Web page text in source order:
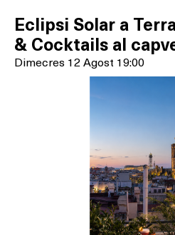
Què vols
Eclipsi Solar a
& Cocktails al
Dimecres 12 Agost 19:00